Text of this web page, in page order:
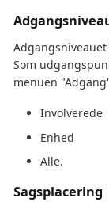
Som
menuen
Involverede
Enhed
Alle.
Sagsplacering